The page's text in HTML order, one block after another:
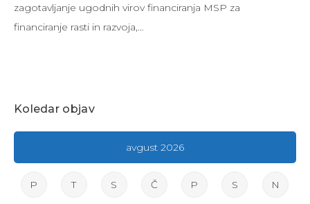
zagotavljanje ugodnih virov financiranja MSP za
financiranje rasti in razvoja,…
Koledar objav
avgust 2026
P T S Č P S N